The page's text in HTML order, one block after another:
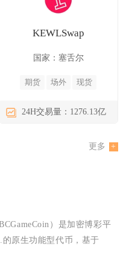
KEWLSwap
国家：塞舌尔
期货 场外 现货
24H交易量：1276.13亿
更多
）是加密博彩平
的原生功能型代币，基于